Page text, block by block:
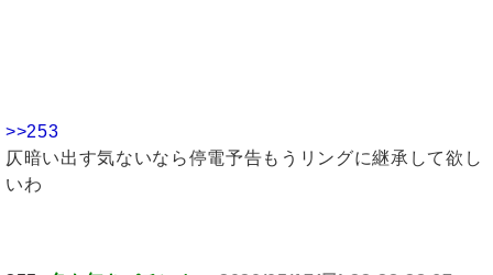
>>253
仄暗い出す気ないなら停電予告もうリングに継承して欲し
いわ